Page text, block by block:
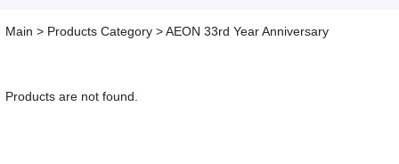
Main > Products Category >AEON 33rd Year Anniversary
Products are not found.